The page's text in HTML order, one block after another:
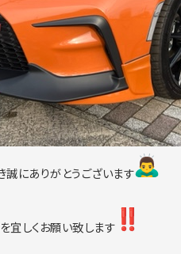
誠にありがとうございます
宜しくお願い致します